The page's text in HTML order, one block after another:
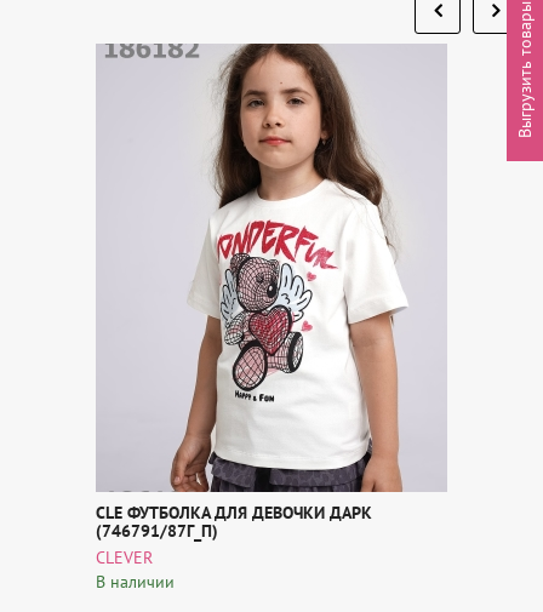
CLE ФУТБОЛКА ДЛЯ ДЕВОЧКИ ДАРК
(746791/87Г_П)
CLEVER
В наличии
Выгрузить товары